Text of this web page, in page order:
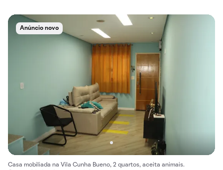
Anúncio novo
Casa mobiliada na Vila Cunha Bueno, 2 quartos, aceita animais.